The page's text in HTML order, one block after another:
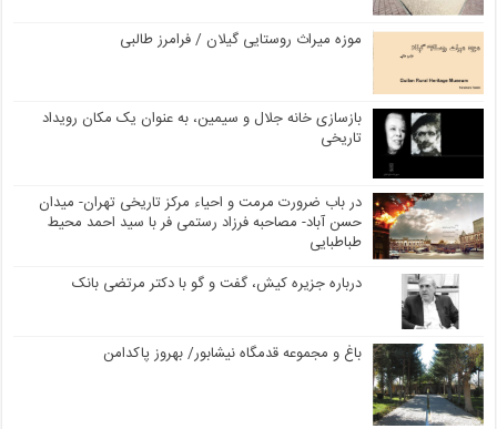
موزه میراث روستایی گیلان / فرامرز طالبی
بازسازی خانه جلال و سیمین، به عنوان یک مکان رویداد
تاریخی
در باب ضرورت مرمت و احیاء مرکز تاریخی تهران- میدان
حسن آباد- مصاحبه فرزاد رستمی فر با سید احمد محیط
طباطبایی
درباره جزیره کیش، گفت و گو با دکتر مرتضی بانک
باغ و مجموعه قدمگاه نیشابور/ بهروز پاکدامن